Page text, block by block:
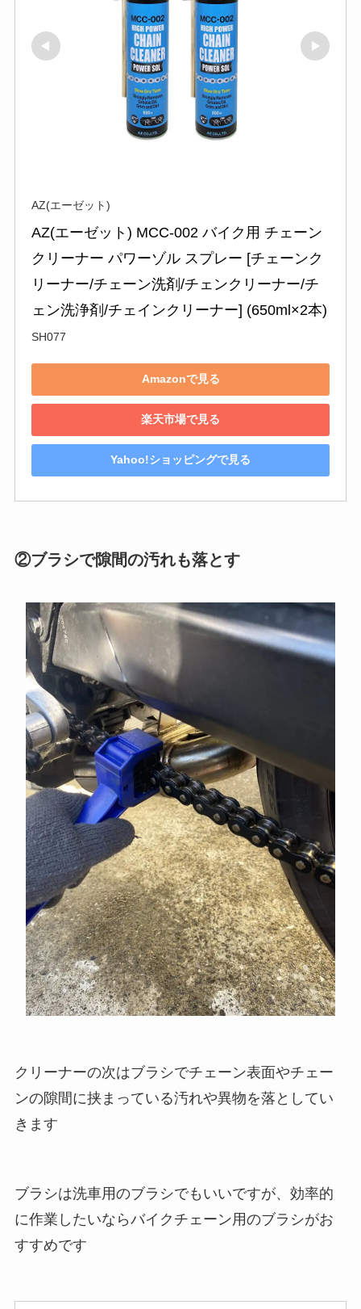
AZ(エーゼット)
AZ(エーゼット) MCC-002 バイク用 チェーン
クリーナー パワーゾル スプレー [チェーンク
リーナー/チェーン洗剤/チェンクリーナー/チ
ェン洗浄剤/チェインクリーナー] (650ml×2本)
SH077
Amazonで見る
楽天市場で見る
Yahoo!ショッピングで見る
②ブラシで隙間の汚れも落とす
クリーナーの次はブラシでチェーン表面やチェー
ンの隙間に挟まっている汚れや異物を落としてい
きます
ブラシは洗車用のブラシでもいいですが、効率的
に作業したいならバイクチェーン用のブラシがお
すすめです